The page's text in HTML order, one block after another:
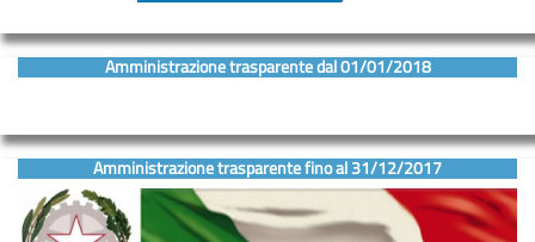
Amministrazione trasparente dal 01/01/2018
Amministrazione trasparente fino al 31/12/2017